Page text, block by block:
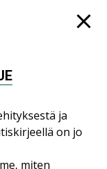
ja
on jo
, miten